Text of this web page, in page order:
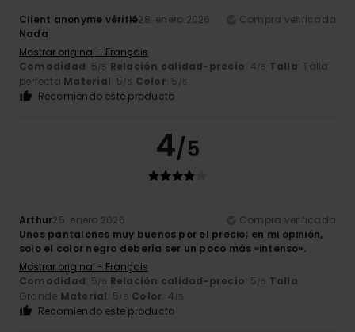
Client anonyme vérifié28. enero 2026
Compra verificada
Nada
Mostrar original - Français
Comodidad: 5/5 Relación calidad-precio: 4/5 Talla: Talla
perfecta Material: 5/5 Color: 5 /5
Recomiendo este producto
4/5
Arthur25. enero 2026
Compra verificada
Unos pantalones muy buenos por el precio; en mi opinión,
solo el color negro debería ser un poco más «intenso».
Mostrar original - Français
Comodidad: 5/5 Relación calidad-precio: 5/5 Talla:
Grande Material: 5/5 Color: 4/5
Recomiendo este producto